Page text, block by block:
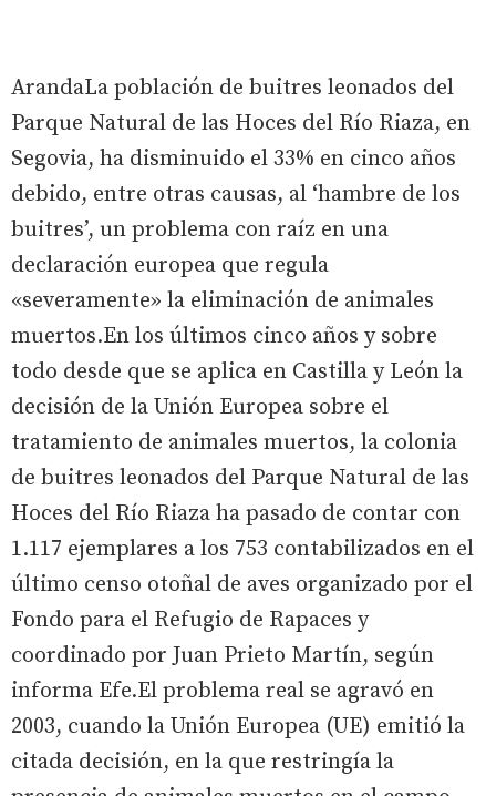
ArandaLa población de buitres leonados del
Parque Natural de las Hoces del Río Riaza, en
Segovia, ha disminuido el 33% en cinco años
debido, entre otras causas, al ‘hambre de los
buitres’, un problema con raíz en una
declaración europea que regula
«severamente» la eliminación de animales
muertos.En los últimos cinco años y sobre
todo desde que se aplica en Castilla y León la
decisión de la Unión Europea sobre el
tratamiento de animales muertos, la colonia
de buitres leonados del Parque Natural de las
Hoces del Río Riaza ha pasado de contar con
1.117 ejemplares a los 753 contabilizados en el
último censo otoñal de aves organizado por el
Fondo para el Refugio de Rapaces y
coordinado por Juan Prieto Martín, según
informa Efe.El problema real se agravó en
2003, cuando la Unión Europea (UE) emitió la
citada decisión, en la que restringía la